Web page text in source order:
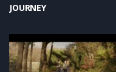
JOURNEY